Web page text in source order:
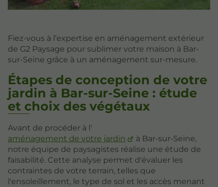
Fiez-vous à l’expertise en aménagement extérieur
de G2 Paysage pour sublimer votre maison à Bar-
sur-Seine grâce à un aménagement sur-mesure.
Étapes de conception de votre
jardin à Bar-sur-Seine : étude
et choix des végétaux
Avant de procéder à l'
aménagement de votre jardin
à Bar-sur-Seine,
notre équipe de paysagistes réalise une étude de
faisabilité. Cette analyse permet d'évaluer les
contraintes de votre terrain, telles que
l'ensoleillement, le type de sol et les accès menant